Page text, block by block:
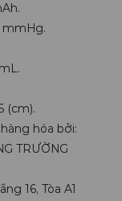
mmHg.
(cm).
hóa bởi:
TRƯỜNG
16, Tòa A1